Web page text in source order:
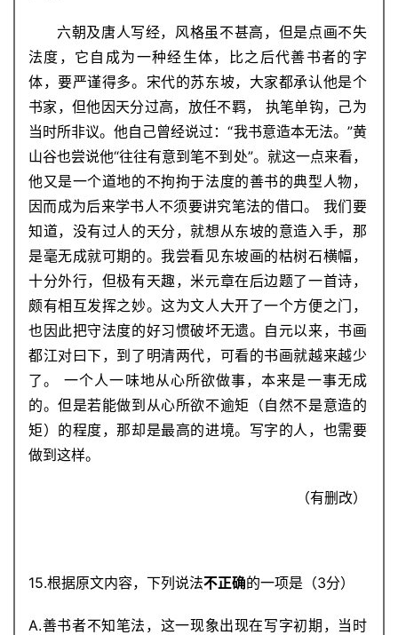
六朝及唐人写经，风格虽不甚高，但是点画不失
法度，它自成为一种经生体，比之后代善书者的字
体，要严谨得多。宋代的苏东坡，大家都承认他是个
书家，但他因天分过高，放任不羁， 执笔单钩，己为
当时所非议。他自己曾经说过：“我书意造本无法。”黄
山谷也尝说他“往往有意到笔不到处”。就这一点来看，
他又是一个道地的不拘拘于法度的善书的典型人物，
因而成为后来学书人不须要讲究笔法的借口。 我们要
知道，没有过人的天分，就想从东坡的意造入手，那
是毫无成就可期的。我尝看见东坡画的枯树石横幅，
十分外行，但极有天趣，米元章在后边题了一首诗，
颇有相互发挥之妙。这为文人大开了一个方便之门，
也因此把守法度的好习惯破坏无遗。自元以来，书画
都江对曰下，到了明清两代，可看的书画就越来越少
了。 一个人一味地从心所欲做事，本来是一事无成
的。但是若能做到从心所欲不逾矩（自然不是意造的
矩）的程度，那却是最高的进境。写字的人，也需要
做到这样。
（有删改）
15.根据原文内容，下列说法不正确的一项是（3分）
A.善书者不知笔法，这一现象出现在写字初期，当时